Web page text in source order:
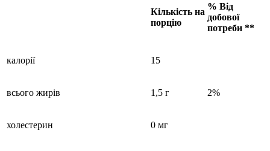
Кількість на
порцію
% Від
добової
потреби **
калорії 15
всього жирів 1,5 г 2%
холестерин 0 мг